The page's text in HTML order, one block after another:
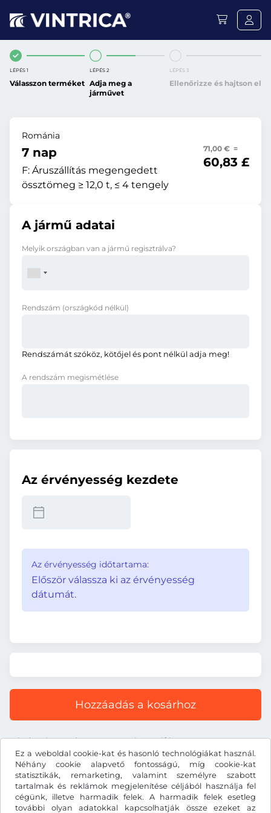
Ez a weboldal cookie-kat és hasonló technológiákat használ.
Néhány cookie alapvető fontosságú, míg cookie-kat
statisztikák, remarketing, valamint személyre szabott
tartalmak és reklámok megjelenítése céljából használja fel
cégünk, illetve harmadik felek. A harmadik felek esetleg
további olyan adatokkal kapcsolhatják össze ezeket az
LÉPÉS 1
Válasszon terméket
LÉPÉS 2
Adja meg a
járművet
LÉPÉS 3
Ellenőrizze és hajtson el
Románia
7 nap
F: Áruszállítás megengedett
össztömeg ≥ 12,0 t, ≤ 4 tengely
71,00 € =
60,83 £
A jármű adatai
Melyik országban van a jármű regisztrálva?
Rendszám (országkód nélkül)
Rendszámát szóköz, kötőjel és pont nélkül adja meg!
A rendszám megismétlése
Az érvényesség kezdete
Az érvényesség időtartama:
Először válassza ki az érvényesség
dátumát.
Hozzáadás a kosárhoz
Minden ár tartalmazza a törvényes áfát.
£GBP